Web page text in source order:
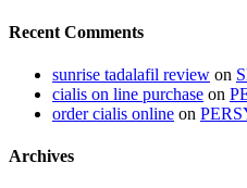
Recent Comments
sunrise tadalafil review on
cialis on line purchase on
order cialis online on
Archives